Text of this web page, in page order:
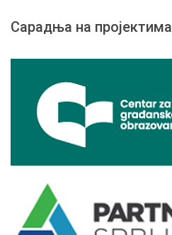
Сарадња на пројектима